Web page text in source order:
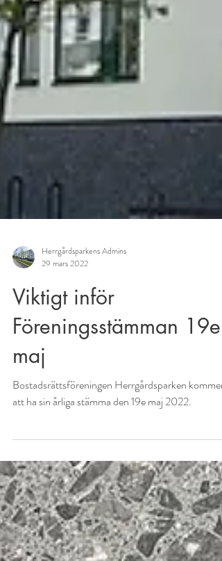
Herrgårdsparkens Admins
29 mars 2022
Viktigt inför
Föreningsstämman 19e
maj
Bostadsrättsföreningen Herrgårdsparken kommer
att ha sin årliga stämma den 19e maj 2022.